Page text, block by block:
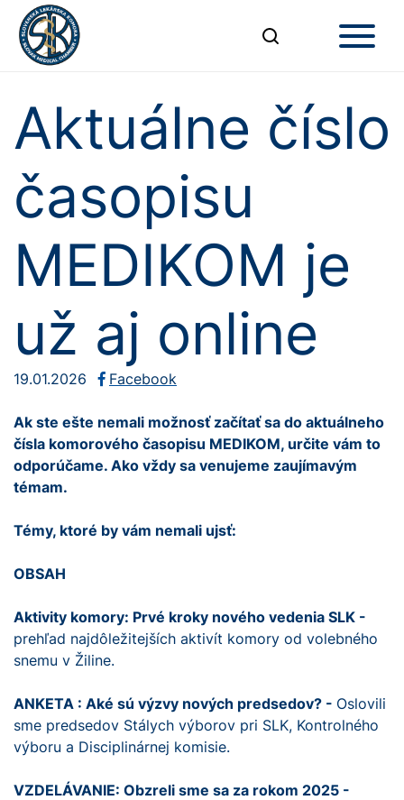
Aktuálne číslo
časopisu
MEDIKOM je
už aj online
19.01.2026 Facebook
Ak ste ešte nemali možnosť začítať sa do aktuálneho
čísla komorového časopisu MEDIKOM, určite vám to
odporúčame. Ako vždy sa venujeme zaujímavým
témam.
Témy, ktoré by vám nemali ujsť:
OBSAH
Aktivity komory: Prvé kroky nového vedenia SLK -
prehľad najdôležitejších aktivít komory od volebného
snemu v Žiline.
ANKETA : Aké sú výzvy nových predsedov? - Oslovili
sme predsedov Stálych výborov pri SLK, Kontrolného
výboru a Disciplinárnej komisie.
VZDELÁVANIE: Obzreli sme sa za rokom 2025 -